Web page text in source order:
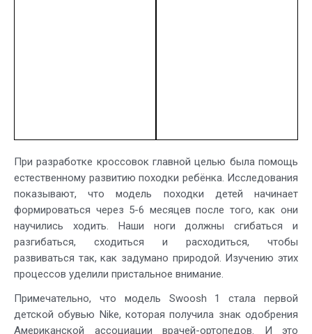
При разработке кроссовок главной целью была помощь
естественному развитию походки ребёнка. Исследования
показывают, что модель походки детей начинает
формироваться через 5-6 месяцев после того, как они
научились ходить. Наши ноги должны сгибаться и
разгибаться, сходиться и расходиться, чтобы
развиваться так, как задумано природой. Изучению этих
процессов уделили пристальное внимание.
Примечательно, что модель Swoosh 1 стала первой
детской обувью Nike, которая получила знак одобрения
Американской ассоциации врачей-ортопедов. И это